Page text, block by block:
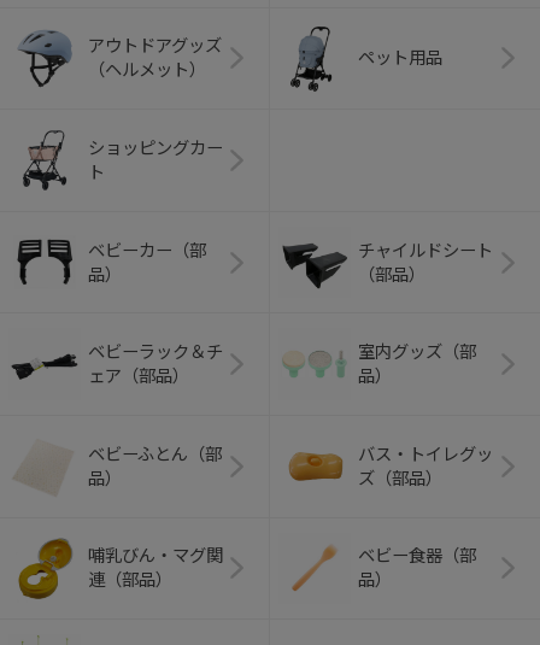
アウトドアグッズ
（ヘルメット）
ペット用品
ショッピングカー
ト
ベビーカー（部
品）
チャイルドシート
（部品）
ベビーラック＆チ
ェア（部品）
室内グッズ（部
品）
ベビーふとん（部
品）
バス・トイレグッ
ズ（部品）
哺乳びん・マグ関
連（部品）
ベビー食器（部
品）